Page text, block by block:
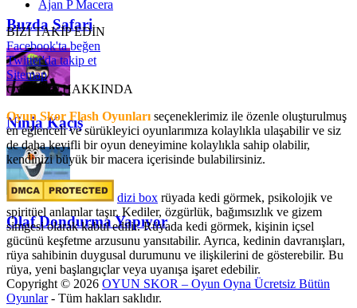
Buzda Safari
Ninja Kaçış
Olaf Dondurma Yapıyor
Ajan P Macera
BİZİ TAKİP EDİN
Facebook'ta beğen
Twitter'da takip et
Sitemap
OyunSkor HAKKINDA
Oyun Skor Flash Oyunları seçeneklerimiz ile özenle oluşturulmuş
en eğlenceli ve sürükleyici oyunlarımıza kolaylıkla ulaşabilir ve siz
de daha keyifli bir oyun deneyimine kolaylıkla sahip olabilir,
kendinizi büyük bir macera içerisinde bulabilirsiniz.
dizi box rüyada kedi görmek​, psikolojik ve
spiritüel anlamlar taşır. Kediler, özgürlük, bağımsızlık ve gizem
simgesi olarak kabul edilir. Rüyada kedi görmek, kişinin içsel
gücünü keşfetme arzusunu yansıtabilir. Ayrıca, kedinin davranışları,
rüya sahibinin duygusal durumunu ve ilişkilerini de gösterebilir. Bu
rüya, yeni başlangıçlar veya uyanışa işaret edebilir.
Copyright © 2026 OYUN SKOR – Oyun Oyna Ücretsiz Bütün
Oyunlar- Tüm hakları saklıdır.